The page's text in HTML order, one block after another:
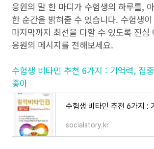
응원의 말 한 마디가 수험생의 하루를,
한 순간을 밝혀줄 수 있습니다. 수험생
마지막까지 최선을 다할 수 있도록 진심
응원의 메시지를 전해보세요.
수험생 비타민 추천 6가지 : 기억력, 집
좋아
socialstory.kr